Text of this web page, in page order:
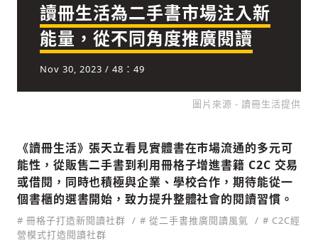
人文
讀冊生活為二手書市場注入新
能量，從不同角度推廣閱讀
Nov 30, 2023 / 48：49
圖片來源 - 讀冊生活提供
《讀冊生活》張天立看見實體書在市場流通的多元可
能性，從販售二手書到利用冊格子增進書籍 C2C 交易
或借閱，同時也積極與企業、學校合作，期待能從一
個書櫃的選書開始，致力提升整體社會的閱讀習慣。
# 冊格子打造新閱讀社群 # 從二手書推廣閱讀風氣
# C2C經
營模式打造閱讀社群